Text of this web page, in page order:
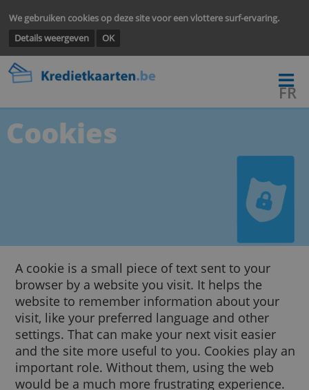
We gebruiken cookies op deze site voor een vlottere surf-
Details weergeven
Cookies
A cookie is a small piece of text sent to your
browser by a website you visit. It helps the
website to remember information about
visit, like your preferred language and other
settings. That can make your next visit